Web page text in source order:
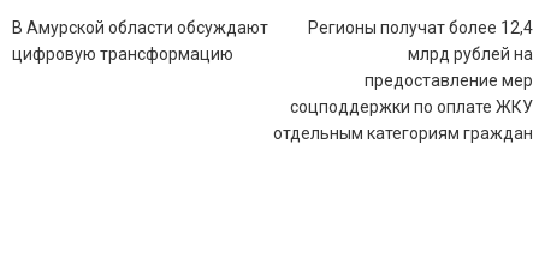
Навигация
по
В Амурской области обсуждают
цифровую трансформацию
Регионы получат более 12,4
млрд рублей на
предоставление мер
соцподдержки по оплате ЖКУ
отдельным категориям граждан